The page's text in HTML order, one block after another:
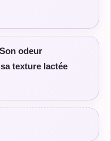
odeur
texture lactée